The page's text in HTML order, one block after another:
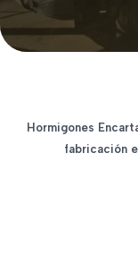
Hormigones
fabricación